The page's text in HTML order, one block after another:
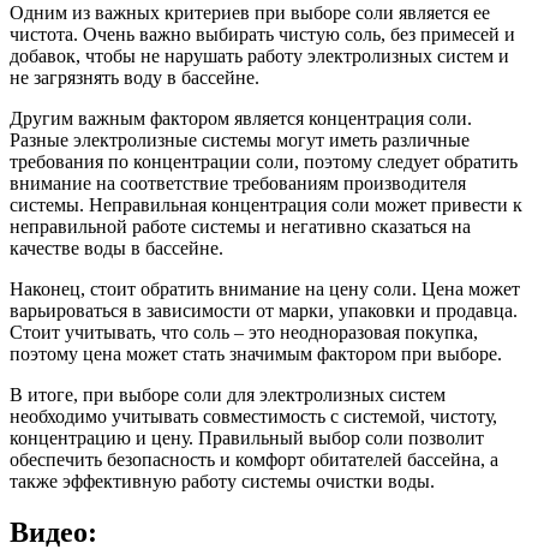
Одним из важных критериев при выборе соли является ее
чистота. Очень важно выбирать чистую соль, без примесей и
добавок, чтобы не нарушать работу электролизных систем и
не загрязнять воду в бассейне.
Другим важным фактором является концентрация соли.
Разные электролизные системы могут иметь различные
требования по концентрации соли, поэтому следует обратить
внимание на соответствие требованиям производителя
системы. Неправильная концентрация соли может привести к
неправильной работе системы и негативно сказаться на
качестве воды в бассейне.
Наконец, стоит обратить внимание на цену соли. Цена может
варьироваться в зависимости от марки, упаковки и продавца.
Стоит учитывать, что соль – это неодноразовая покупка,
поэтому цена может стать значимым фактором при выборе.
В итоге, при выборе соли для электролизных систем
необходимо учитывать совместимость с системой, чистоту,
концентрацию и цену. Правильный выбор соли позволит
обеспечить безопасность и комфорт обитателей бассейна, а
также эффективную работу системы очистки воды.
Видео: